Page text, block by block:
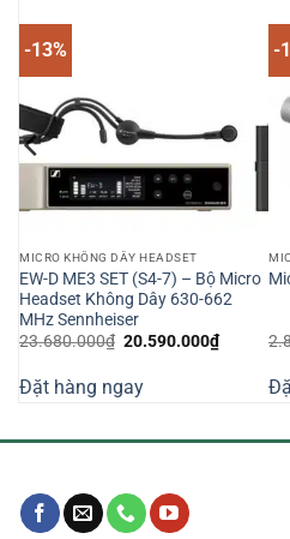
-13%
MICRO KHÔNG DÂY HEADSET
EW-D ME3 SET (S4-7) – Bộ Micro
Headset Không Dây 630-662
MHz Sennheiser
23.680.000₫ Giá
23.680.000₫.
20.590.000₫Giá
hiện
Đặt hàng ngay
-